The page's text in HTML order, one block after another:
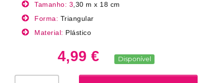
Tamanho: 3 ,30 m x 18 cm
Forma: Triangular
Material: Plástico
4,99 € Disponível